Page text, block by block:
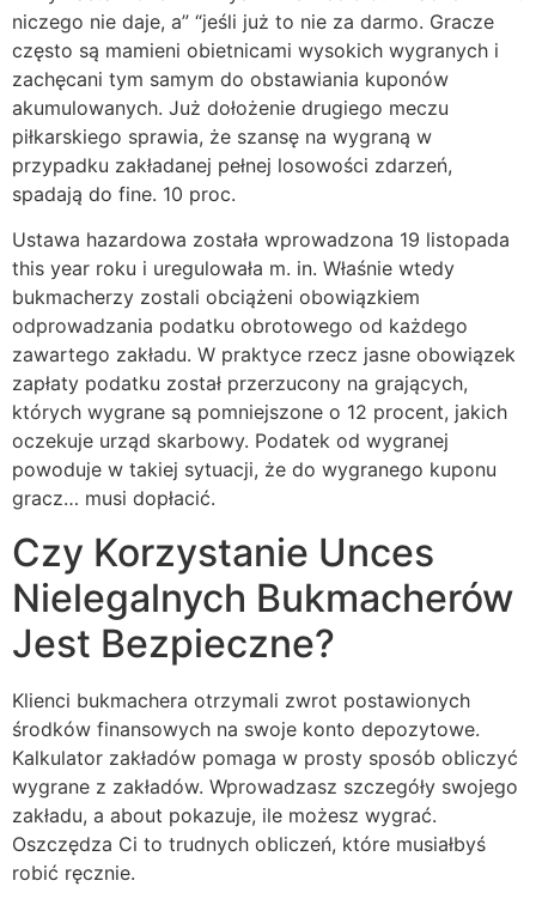
niczego nie daje, a” “jeśli już to nie za darmo. Gracze
często są mamieni obietnicami wysokich wygranych i
zachęcani tym samym do obstawiania kuponów
akumulowanych. Już dołożenie drugiego meczu
piłkarskiego sprawia, że szansę na wygraną w
przypadku zakładanej pełnej losowości zdarzeń,
spadają do fine. 10 proc.
Ustawa hazardowa została wprowadzona 19 listopada
this year roku i uregulowała m. in. Właśnie wtedy
bukmacherzy zostali obciążeni obowiązkiem
odprowadzania podatku obrotowego od każdego
zawartego zakładu. W praktyce rzecz jasne obowiązek
zapłaty podatku został przerzucony na grających,
których wygrane są pomniejszone o 12 procent, jakich
oczekuje urząd skarbowy. Podatek od wygranej
powoduje w takiej sytuacji, że do wygranego kuponu
gracz… musi dopłacić.
Czy Korzystanie Unces
Nielegalnych Bukmacherów
Jest Bezpieczne?
Klienci bukmachera otrzymali zwrot postawionych
środków finansowych na swoje konto depozytowe.
Kalkulator zakładów pomaga w prosty sposób obliczyć
wygrane z zakładów. Wprowadzasz szczegóły swojego
zakładu, a about pokazuje, ile możesz wygrać.
Oszczędza Ci to trudnych obliczeń, które musiałbyś
robić ręcznie.